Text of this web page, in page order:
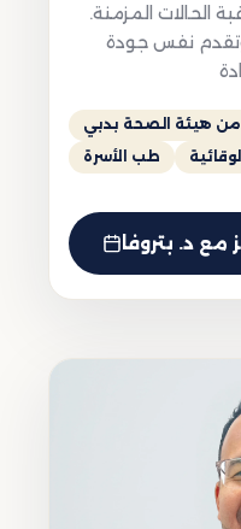
الحالات المزمنة.
وتقدم نفس جودة
هيئة الصحة بدبي
طب الأسرة
مع د. بتروفا